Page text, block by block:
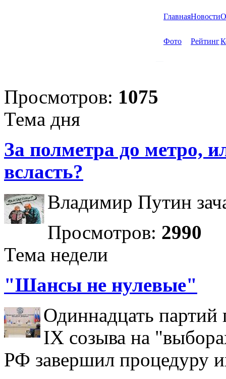
ГлавнаяНовости
Фото Рейтинг
Просмотров: 1075
Тема дня
За полметра до метро,
всласть?
Владимир Путин
Просмотров: 2990
Тема недели
"Шансы не нулевые"
Одиннадцать партий
IX созыва на
РФ завершил процедуру